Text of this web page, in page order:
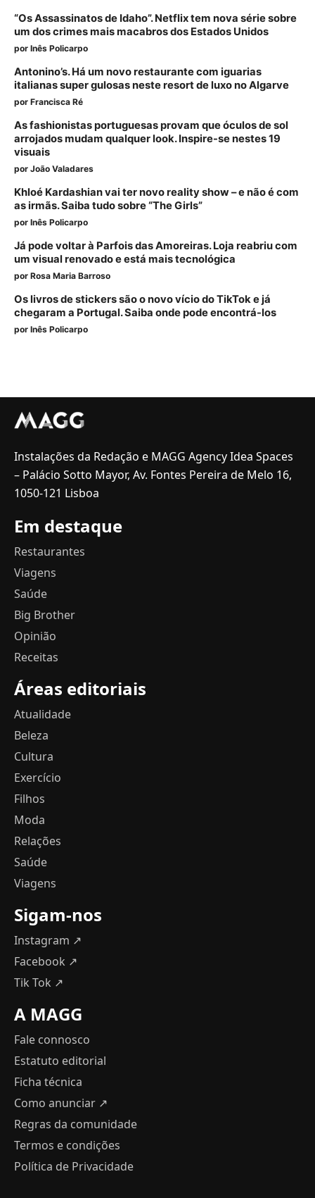
“Os Assassinatos de Idaho”. Netflix tem nova série sobre
um dos crimes mais macabros dos Estados Unidos
por Inês Policarpo
Antonino’s. Há um novo restaurante com iguarias
italianas super gulosas neste resort de luxo no Algarve
por Francisca Ré
As fashionistas portuguesas provam que óculos de sol
arrojados mudam qualquer look. Inspire-se nestes 19
visuais
por João Valadares
Khloé Kardashian vai ter novo reality show – e não é com
as irmãs. Saiba tudo sobre “The Girls”
por Inês Policarpo
Já pode voltar à Parfois das Amoreiras. Loja reabriu com
um visual renovado e está mais tecnológica
por Rosa Maria Barroso
Os livros de stickers são o novo vício do TikTok e já
chegaram a Portugal. Saiba onde pode encontrá-los
por Inês Policarpo
Instalações da Redação e MAGG Agency Idea Spaces
– Palácio Sotto Mayor, Av. Fontes Pereira de Melo 16,
1050-121 Lisboa
Em destaque
Restaurantes
Viagens
Saúde
Big Brother
Opinião
Receitas
Áreas editoriais
Atualidade
Beleza
Cultura
Exercício
Filhos
Moda
Relações
Saúde
Viagens
Sigam-nos
Instagram ↗
Facebook ↗
Tik Tok ↗
A MAGG
Fale connosco
Estatuto editorial
Ficha técnica
Como anunciar ↗
Regras da comunidade
Termos e condições
Política de Privacidade